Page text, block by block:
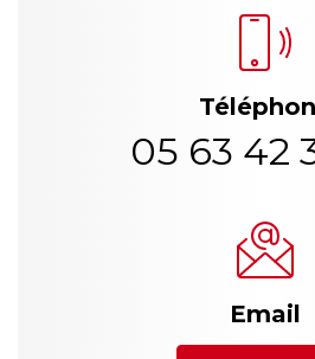
05 63 42
Email